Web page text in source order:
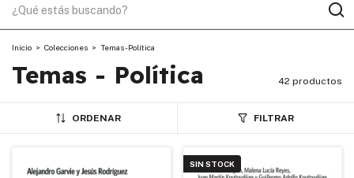
Inicio > Colecciones > Temas - Política
Temas - Política 42 productos
ORDENAR FILTRAR
SIN STOCK